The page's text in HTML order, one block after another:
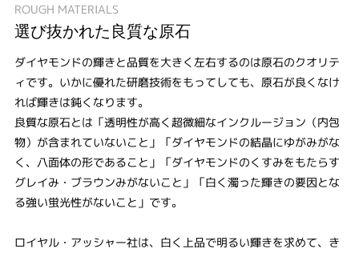
ROUGH MATERIALS
選び抜かれた良質な原石
ダイヤモンドの輝きと品質を大きく左右するのは原石のクオリテ
ィです。いかに優れた研磨技術をもってしても、原石が良くなけ
れば輝きは鈍くなります。
良質な原石とは「透明性が高く超微細なインクルージョン（内包
物）が含まれていないこと」「ダイヤモンドの結晶にゆがみがな
く、八面体の形であること」「ダイヤモンドのくすみをもたらす
グレイみ・ブラウンみがないこと」「白く濁った輝きの要因とな
る強い蛍光性がないこと」です。
ロイヤル・アッシャー社は、白く上品で明るい輝きを求めて、き